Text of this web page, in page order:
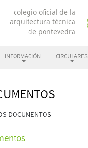
INFORMACIÓN CIRCULARES
DOCUMENTOS